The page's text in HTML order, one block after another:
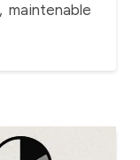
maintenable